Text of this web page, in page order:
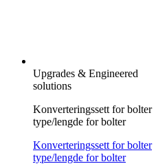
Upgrades & Engineered
solutions
Konverteringssett for bolter
type/lengde for bolter
Konverteringssett for bolter
type/lengde for bolter